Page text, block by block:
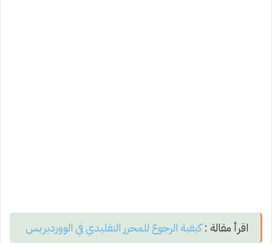
اقرأ مقالة :كيفية الرجوع للمحرر التقليدي في الووردبريس